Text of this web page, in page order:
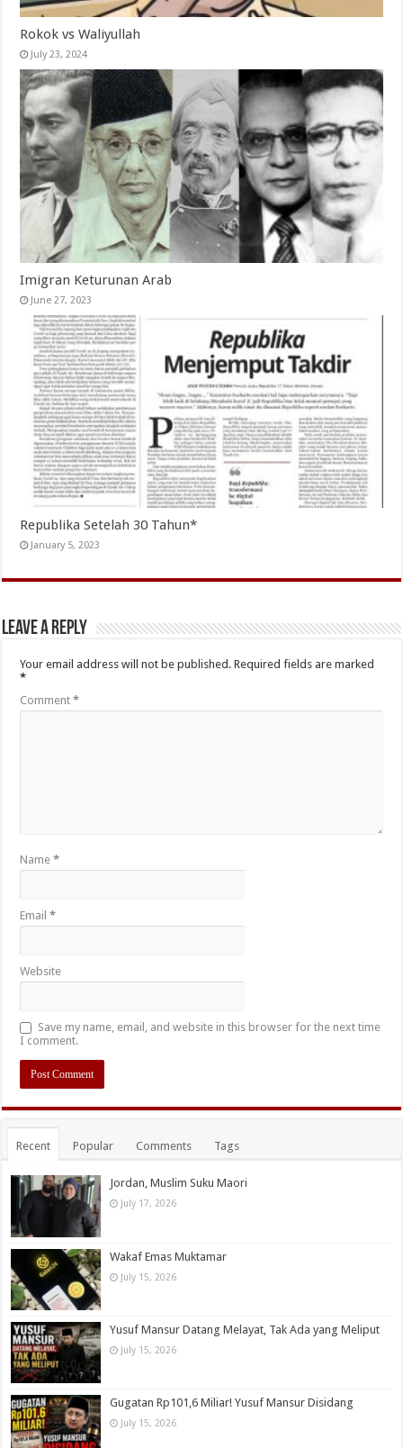
Rokok vs Waliyullah
July 23, 2024
Imigran Keturunan Arab
June 27, 2023
Republika Setelah 30 Tahun*
January 5, 2023
Leave a Reply
Your email address will not be published. Required fields are marked
*
Comment*
Name*
Email*
Website
Save my name, email, and website in this browser for the next time
I comment.
Recent Popular Comments Tags
Jordan, Muslim Suku Maori
July 17, 2026
Wakaf Emas Muktamar
July 15, 2026
Yusuf Mansur Datang Melayat, Tak Ada yang Meliput
July 15, 2026
Gugatan Rp101,6 Miliar! Yusuf Mansur Disidang
July 15, 2026